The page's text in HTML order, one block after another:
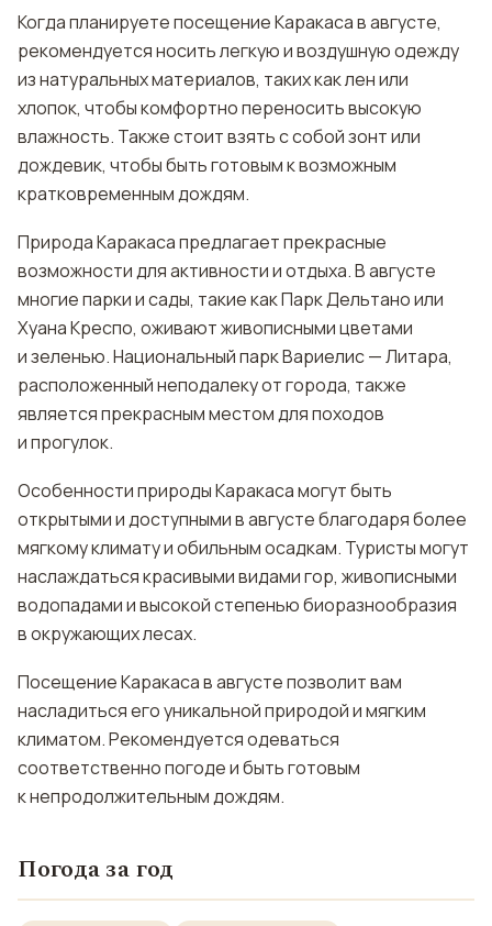
Когда планируете посещение Каракаса в августе,
рекомендуется носить легкую и воздушную одежду
из натуральных материалов, таких как лен или
хлопок, чтобы комфортно переносить высокую
влажность. Также стоит взять с собой зонт или
дождевик, чтобы быть готовым к возможным
кратковременным дождям.
Природа Каракаса предлагает прекрасные
возможности для активности и отдыха. В августе
многие парки и сады, такие как Парк Дельтано или
Хуана Креспо, оживают живописными цветами
и зеленью. Национальный парк Вариелис — Литара,
расположенный неподалеку от города, также
является прекрасным местом для походов
и прогулок.
Особенности природы Каракаса могут быть
открытыми и доступными в августе благодаря более
мягкому климату и обильным осадкам. Туристы могут
наслаждаться красивыми видами гор, живописными
водопадами и высокой степенью биоразнообразия
в окружающих лесах.
Посещение Каракаса в августе позволит вам
насладиться его уникальной природой и мягким
климатом. Рекомендуется одеваться
соответственно погоде и быть готовым
к непродолжительным дождям.
Погода за год